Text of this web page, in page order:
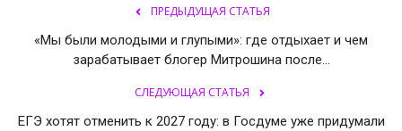
ОБРАЗОВАНИЕ
ПРЕДЫДУЩАЯ СТАТЬЯ
«Мы были молодыми и глупыми»: где отдыхает и чем
зарабатывает блогер Митрошина после...
СЛЕДУЮЩАЯ СТАТЬЯ
ЕГЭ хотят отменить к 2027 году: в Госдуме уже придумали